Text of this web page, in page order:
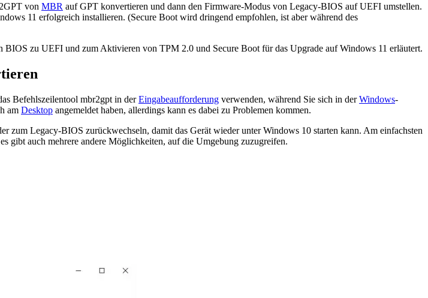
von MBR auf GPT konvertieren und dann den Firmware-Modus von Legacy-BIOS auf UEFI umstellen.
11 erfolgreich installieren. (Secure Boot wird dringend empfohlen, ist aber während des
zu UEFI und zum Aktivieren von TPM 2.0 und Secure Boot für das Upgrade auf Windows 11 erläutert.
Befehlszeilentool mbr2gpt in derEingabeaufforderung verwenden, während Sie sich in derWindows-
am Desktop angemeldet haben, allerdings kann es dabei zu Problemen kommen.
zum Legacy-BIOS zurückwechseln, damit das Gerät wieder unter Windows 10 starten kann. Am einfachsten
gibt auch mehrere andere Möglichkeiten, auf die Umgebung zuzugreifen.